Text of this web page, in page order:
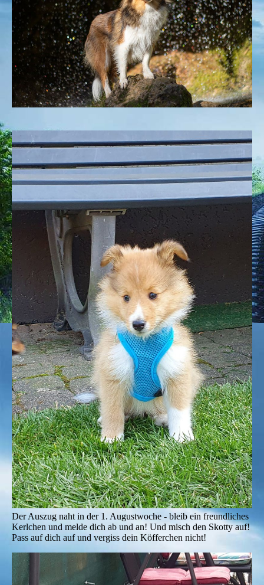
Der Auszug naht in der 1. Augustwoche - bleib ein freundliches
Kerlchen und melde dich ab und an! Und misch den Skotty auf!
Pass auf dich auf und vergiss dein Köfferchen nicht!